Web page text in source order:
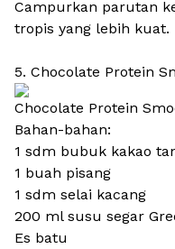
Campurkan parutan
tropis yang lebih kuat.
5. Chocolate Protein
Chocolate Protein
Bahan-bahan:
1 sdm bubuk kakao
1 buah pisang
1 sdm selai kacang
200 ml susu segar
Es batu